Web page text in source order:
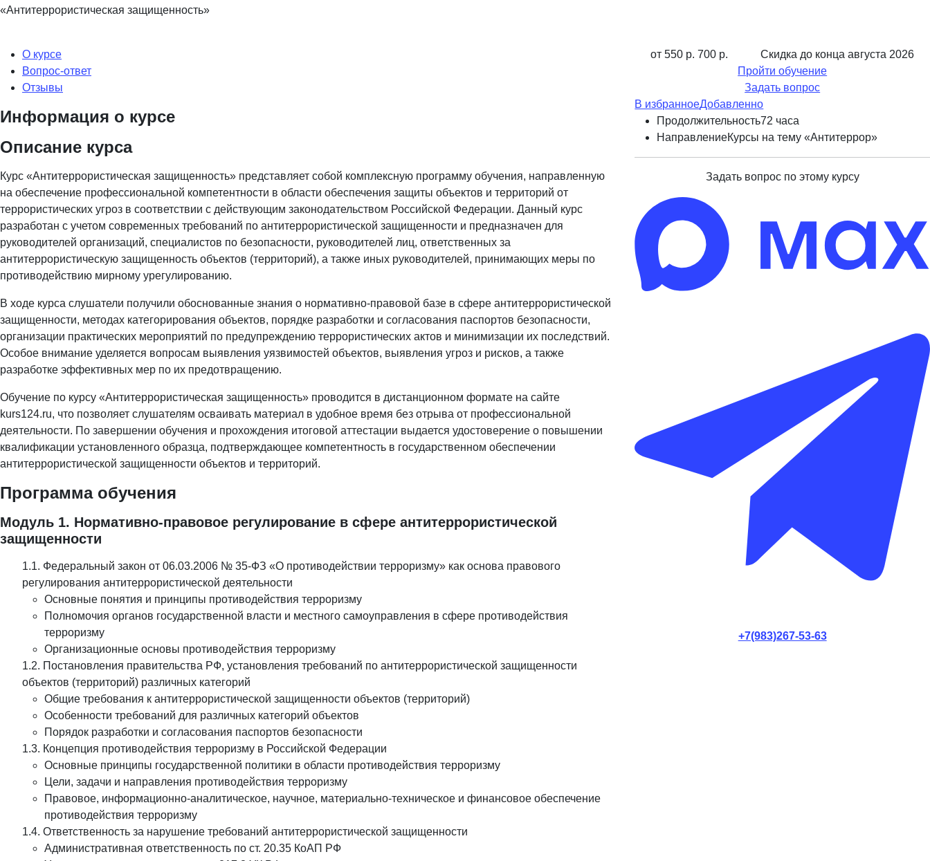
«Антитеррористическая защищенность»
О курсе
Вопрос-ответ
Отзывы
Информация о курсе
Описание курса
Курс «Антитеррористическая защищенность» представляет собой комплексную программу обучения, направленную
на обеспечение профессиональной компетентности в области обеспечения защиты объектов и территорий от
террористических угроз в соответствии с действующим законодательством Российской Федерации. Данный курс
разработан с учетом современных требований по антитеррористической защищенности и предназначен для
руководителей организаций, специалистов по безопасности, руководителей лиц, ответственных за
антитеррористическую защищенность объектов (территорий), а также иных руководителей, принимающих меры по
противодействию мирному урегулированию.
В ходе курса слушатели получили обоснованные знания о нормативно-правовой базе в сфере антитеррористической
защищенности, методах категорирования объектов, порядке разработки и согласования паспортов безопасности,
организации практических мероприятий по предупреждению террористических актов и минимизации их последствий.
Особое внимание уделяется вопросам выявления уязвимостей объектов, выявления угроз и рисков, а также
разработке эффективных мер по их предотвращению.
Обучение по курсу «Антитеррористическая защищенность» проводится в дистанционном формате на сайте
kurs124.ru, что позволяет слушателям осваивать материал в удобное время без отрыва от профессиональной
деятельности. По завершении обучения и прохождения итоговой аттестации выдается удостоверение о повышении
квалификации установленного образца, подтверждающее компетентность в государственном обеспечении
антитеррористической защищенности объектов и территорий.
Программа обучения
Модуль 1. Нормативно-правовое регулирование в сфере антитеррористической
защищенности
1.1. Федеральный закон от 06.03.2006 № 35-ФЗ «О противодействии терроризму» как основа правового
регулирования антитеррористической деятельности
Основные понятия и принципы противодействия терроризму
Полномочия органов государственной власти и местного самоуправления в сфере противодействия
терроризму
Организационные основы противодействия терроризму
1.2. Постановления правительства РФ, установления требований по антитеррористической защищенности
объектов (территорий) различных категорий
Общие требования к антитеррористической защищенности объектов (территорий)
Особенности требований для различных категорий объектов
Порядок разработки и согласования паспортов безопасности
1.3. Концепция противодействия терроризму в Российской Федерации
Основные принципы государственной политики в области противодействия терроризму
Цели, задачи и направления противодействия терроризму
Правовое, информационно-аналитическое, научное, материально-техническое и финансовое обеспечение
противодействия терроризму
1.4. Ответственность за нарушение требований антитеррористической защищенности
Административная ответственность по ст. 20.35 КоАП РФ
от 550 р. 700 р. Скидка до конца августа 2026
Пройти обучение
Задать вопрос
В избранноеДобавленно
Продолжительность72 часа
НаправлениеКурсы на тему «Антитеррор»
Задать вопрос по этому курсу
+7(983)267-53-63